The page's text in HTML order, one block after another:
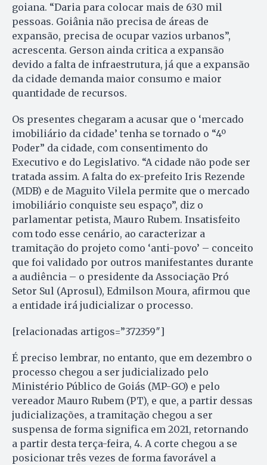
goiana. “Daria para colocar mais de 630 mil
pessoas. Goiânia não precisa de áreas de
expansão, precisa de ocupar vazios urbanos”,
acrescenta. Gerson ainda critica a expansão
devido a falta de infraestrutura, já que a expansão
da cidade demanda maior consumo e maior
quantidade de recursos.
Os presentes chegaram a acusar que o ‘mercado
imobiliário da cidade’ tenha se tornado o “4º
Poder” da cidade, com consentimento do
Executivo e do Legislativo. “A cidade não pode ser
tratada assim. A falta do ex-prefeito Iris Rezende
(MDB) e de Maguito Vilela permite que o mercado
imobiliário conquiste seu espaço”, diz o
parlamentar petista, Mauro Rubem. Insatisfeito
com todo esse cenário, ao caracterizar a
tramitação do projeto como ‘anti-povo’ – conceito
que foi validado por outros manifestantes durante
a audiência – o presidente da Associação Pró
Setor Sul (Aprosul), Edmilson Moura, afirmou que
a entidade irá judicializar o processo.
[relacionadas artigos=”372359″]
É preciso lembrar, no entanto, que em dezembro o
processo chegou a ser judicializado pelo
Ministério Público de Goiás (MP-GO) e pelo
vereador Mauro Rubem (PT), e que, a partir dessas
judicializações, a tramitação chegou a ser
suspensa de forma significa em 2021, retornando
a partir desta terça-feira, 4. A corte chegou a se
posicionar três vezes de forma favorável a